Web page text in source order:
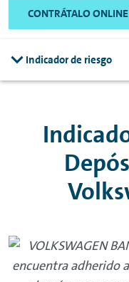
CONTRÁTALO ONLINE
Indicador de riesgo